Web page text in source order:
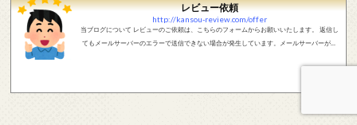
レビュー依頼
http://kansou-review.com/offer
当ブログについて レビューのご依頼は、こちらのフォームからお願いいたします。 返信し
てもメールサーバーのエラーで送信できない場合が発生しています。メールサーバーが正